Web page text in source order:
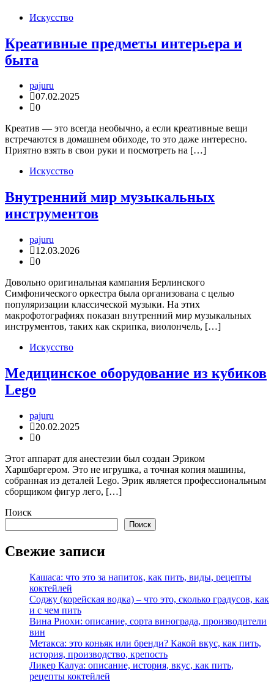
Искусство
Креативные предметы интерьера и
быта
pajuru
07.02.2025
0
Креатив — это всегда необычно, а если креативные вещи
встречаются в домашнем обиходе, то это даже интересно.
Приятно взять в свои руки и посмотреть на […]
Искусство
Внутренний мир музыкальных
инструментов
pajuru
12.03.2026
0
Довольно оригинальная кампания Берлинского
Симфонического оркестра была организована с целью
популяризации классической музыки. На этих
макрофотографиях показан внутренний мир музыкальных
инструментов, таких как скрипка, виолончель, […]
Искусство
Медицинское оборудование из кубиков
Lego
pajuru
20.02.2025
0
Этот аппарат для анестезии был создан Эриком
Харшбаргером. Это не игрушка, а точная копия машины,
собранная из деталей Lego. Эрик является профессиональным
сборщиком фигур лего, […]
Поиск
Поиск
Свежие записи
Кашаса: что это за напиток, как пить, виды, рецепты
коктейлей
Соджу (корейская водка) – что это, сколько градусов, как
и с чем пить
Вина Риохи: описание, сорта винограда, производители
вин
Метакса: это коньяк или бренди? Какой вкус, как пить,
история, производство, крепость
Ликер Калуа: описание, история, вкус, как пить,
рецепты коктейлей